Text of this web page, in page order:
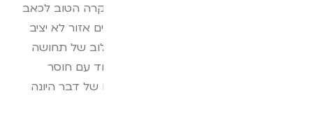
היונה באופן משמעותי, הם גורמים לה במקרה הטוב לכאב
כאשר היא נוחתת עליהם. בנוסף הם מהווים אזור לא יציב
המקשה על היונה לעמוד ולהתייצב . השילוב של תחושה
מאוד לא נעימה בכף רגלה עם הנחיתה יחד עם חוסר
היציבות שגורם הדוקרן מביא לכך שבסופו של דבר היונה